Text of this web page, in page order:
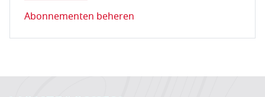
Abonnementen beheren